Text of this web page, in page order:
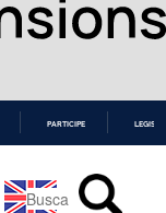
PARTICIPE